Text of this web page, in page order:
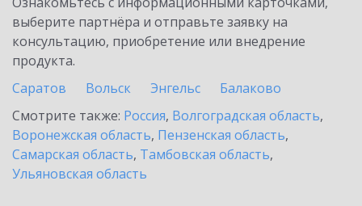
выберите партнёра и отправьте заявку на
консультацию, приобретение или внедрение
продукта.
Саратов
Вольск Энгельс
Балаково
Смотрите также: Россия, Волгоградская область,
Воронежская область, Пензенская область,
Самарская область, Тамбовская область,
Ульяновская область